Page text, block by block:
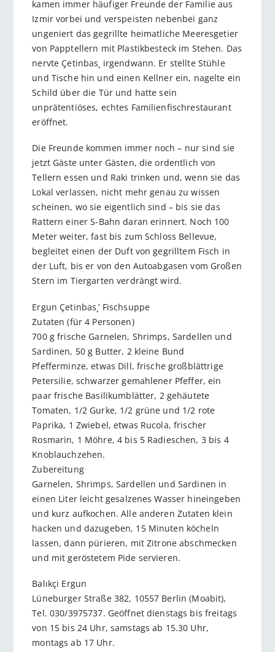
kamen immer häufiger Freunde der Familie aus
Izmir vorbei und verspeisten nebenbei ganz
ungeniert das gegrillte heimatliche Meeresgetier
von Papptellern mit Plastikbesteck im Stehen. Das
nervte Çetinbas¸ irgendwann. Er stellte Stühle
und Tische hin und einen Kellner ein, nagelte ein
Schild über die Tür und hatte sein
unprätentiöses, echtes Familienfischrestaurant
eröffnet.
Die Freunde kommen immer noch – nur sind sie
jetzt Gäste unter Gästen, die ordentlich von
Tellern essen und Raki trinken und, wenn sie das
Lokal verlassen, nicht mehr genau zu wissen
scheinen, wo sie eigentlich sind – bis sie das
Rattern einer S-Bahn daran erinnert. Noch 100
Meter weiter, fast bis zum Schloss Bellevue,
begleitet einen der Duft von gegrilltem Fisch in
der Luft, bis er von den Autoabgasen vom Großen
Stern im Tiergarten verdrängt wird.
Ergun Çetinbas¸’ Fischsuppe
Zutaten (für 4 Personen)
700 g frische Garnelen, Shrimps, Sardellen und
Sardinen, 50 g Butter, 2 kleine Bund
Pfefferminze, etwas Dill, frische großblättrige
Petersilie, schwarzer gemahlener Pfeffer, ein
paar frische Basilikumblätter, 2 gehäutete
Tomaten, 1/2 Gurke, 1/2 grüne und 1/2 rote
Paprika, 1 Zwiebel, etwas Rucola, frischer
Rosmarin, 1 Möhre, 4 bis 5 Radieschen, 3 bis 4
Knoblauchzehen.
Zubereitung
Garnelen, Shrimps, Sardellen und Sardinen in
einen Liter leicht gesalzenes Wasser hineingeben
und kurz aufkochen. Alle anderen Zutaten klein
hacken und dazugeben, 15 Minuten köcheln
lassen, dann pürieren, mit Zitrone abschmecken
und mit geröstetem Pide servieren.
Balıkçi Ergun
Lüneburger Straße 382, 10557 Berlin (Moabit),
Tel. 030/3975737. Geöffnet dienstags bis freitags
von 15 bis 24 Uhr, samstags ab 15.30 Uhr,
montags ab 17 Uhr.